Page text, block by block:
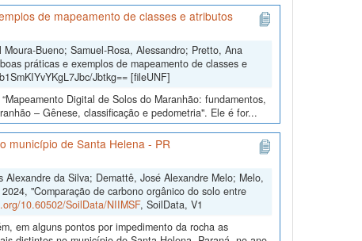
de mapeamento de classes e atributos
Bueno; Samuel-Rosa, Alessandro; Pretto, Ana
práticas e exemplos de mapeamento de classes e
Jbtkg== [fileUNF]
Digital de Solos do Maranhão: fundamentos,
– Gênese, classificação e pedometria". Ele é for...
município de Santa Helena - PR
da Silva; Demattê, José Alexandre Melo; Melo,
"Comparação de carbono orgânico do solo entre
10.60502/SoilData/NIIMSF, SoilData, V1
em alguns pontos por impedimento da rocha as